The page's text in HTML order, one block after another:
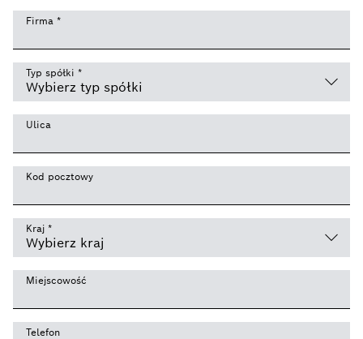
Firma *
Typ spółki *
Ulica
Kod pocztowy
Kraj *
Miejscowość
Telefon